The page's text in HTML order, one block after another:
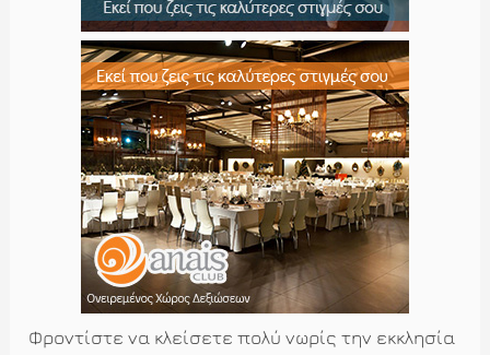
Φροντίστε να κλείσετε πολύ νωρίς την εκκλησία